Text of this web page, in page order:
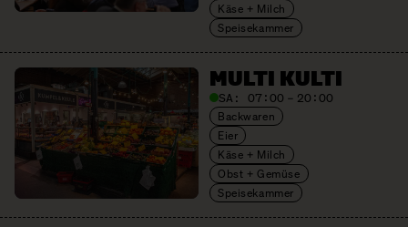
Käse + Milch
Speisekammer
MULTI KULTI
SA:07:00 – 20:00
Backwaren
Eier
Käse + Milch
Obst + Gemüse
Speisekammer